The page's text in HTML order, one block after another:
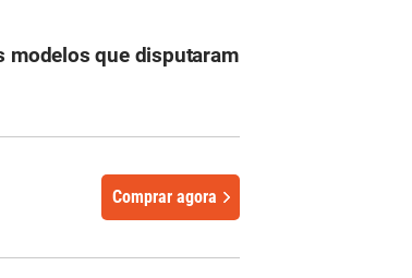
modelos que disputaram
Comprar agora